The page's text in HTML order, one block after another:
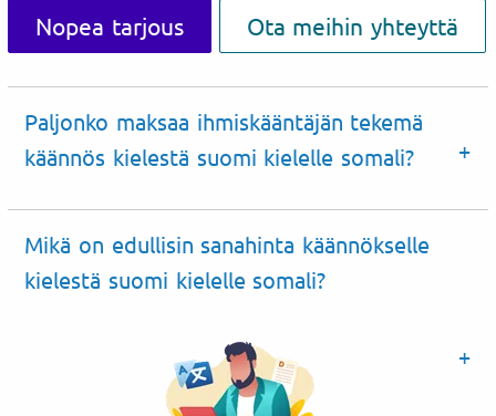
Nopea tarjous Ota meihin yhteyttä
Paljonko maksaa ihmiskääntäjän tekemä
käännös kielestä suomi kielelle somali?
Mikä on edullisin sanahinta käännökselle
kielestä suomi kielelle somali?